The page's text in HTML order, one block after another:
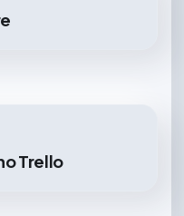
Trello